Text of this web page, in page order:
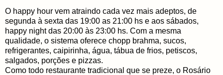
O happy hour vem atraindo cada vez mais adeptos, de
segunda à sexta das 19:00 as 21:00 hs e aos sábados,
happy night das 20:00 às 23:00 hs. Com a mesma
qualidade, o sistema oferece chopp brahma, sucos,
refrigerantes, caipirinha, água, tábua de frios, petiscos,
salgados, porções e pizzas.
Como todo restaurante tradicional que se preze, o Rosário